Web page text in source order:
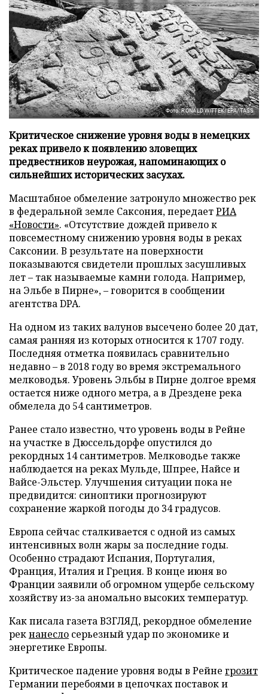
Фото: RONALD WITTEK/EPA/TASS
Критическое снижение уровня воды в немецких
реках привело к появлению зловещих
предвестников неурожая, напоминающих о
сильнейших исторических засухах.
Масштабное обмеление затронуло множество рек
в федеральной земле Саксония, передаетРИА
«Новости». «Отсутствие дождей привело к
повсеместному снижению уровня воды в реках
Саксонии. В результате на поверхности
показываются свидетели прошлых засушливых
лет – так называемые камни голода. Например,
на Эльбе в Пирне», – говорится в сообщении
агентства DPA.
На одном из таких валунов высечено более 20 дат,
самая ранняя из которых относится к 1707 году.
Последняя отметка появилась сравнительно
недавно – в 2018 году во время экстремального
мелководья. Уровень Эльбы в Пирне долгое время
остается ниже одного метра, а в Дрездене река
обмелела до 54 сантиметров.
Ранее стало известно, что уровень воды в Рейне
на участке в Дюссельдорфе опустился до
рекордных 14 сантиметров. Мелководье также
наблюдается на реках Мульде, Шпрее, Найсе и
Вайсе-Эльстер. Улучшения ситуации пока не
предвидится: синоптики прогнозируют
сохранение жаркой погоды до 34 градусов.
Европа сейчас сталкивается с одной из самых
интенсивных волн жары за последние годы.
Особенно страдают Испания, Португалия,
Франция, Италия и Греция. В конце июня во
Франции заявили об огромном ущербе сельскому
хозяйству из-за аномально высоких температур.
Как писала газета ВЗГЛЯД, рекордное обмеление
рекнанесло серьезный удар по экономике и
энергетике Европы.
Критическое падение уровня воды в Рейне грозит
Германии перебоями в цепочках поставок и